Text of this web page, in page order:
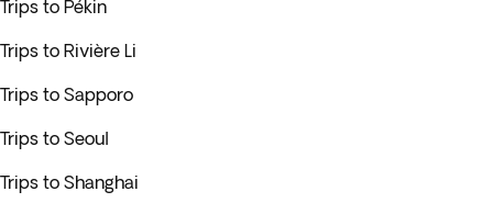
Trips to Pékin
Trips to Rivière Li
Trips to Sapporo
Trips to Seoul
Trips to Shanghai